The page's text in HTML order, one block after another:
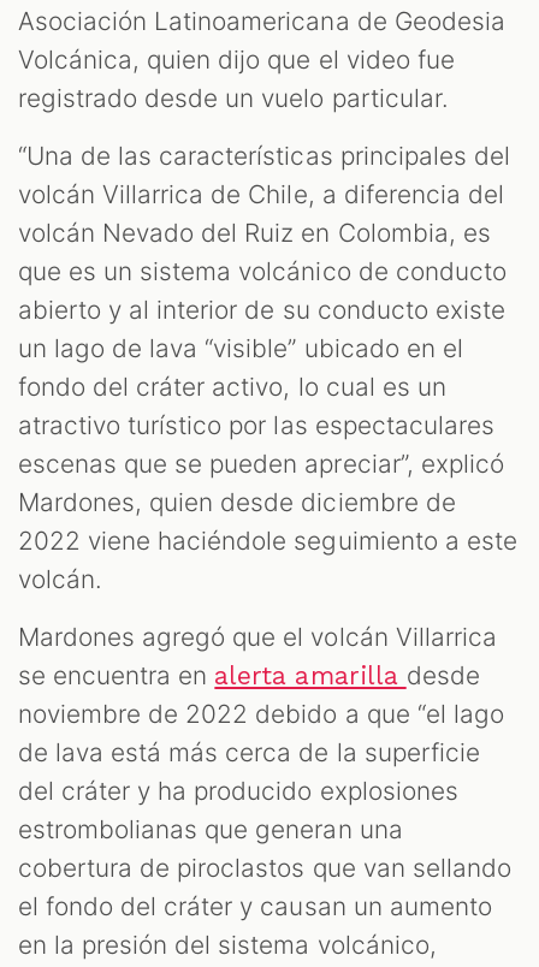
Asociación Latinoamericana de Geodesia
Volcánica, quien dijo que el video fue
registrado desde un vuelo particular.
“Una de las características principales del
volcán Villarrica de Chile, a diferencia del
volcán Nevado del Ruiz en Colombia, es
que es un sistema volcánico de conducto
abierto y al interior de su conducto existe
un lago de lava “visible” ubicado en el
fondo del cráter activo, lo cual es un
atractivo turístico por las espectaculares
escenas que se pueden apreciar”, explicó
Mardones, quien desde diciembre de
2022 viene haciéndole seguimiento a este
volcán.
Mardones agregó que el volcán Villarrica
se encuentra en alerta amarilla desde
noviembre de 2022 debido a que “el lago
de lava está más cerca de la superficie
del cráter y ha producido explosiones
estrombolianas que generan una
cobertura de piroclastos que van sellando
el fondo del cráter y causan un aumento
en la presión del sistema volcánico,